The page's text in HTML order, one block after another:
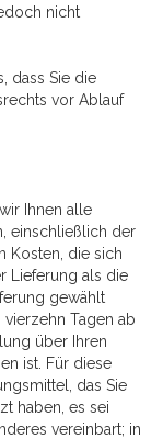
nicht
dass Sie die
vor Ablauf
Ihnen alle
einschließlich der
Kosten, die sich
Lieferung als die
gewählt
Tagen ab
über Ihren
ist. Für diese
das Sie
haben, es sei
vereinbart; in